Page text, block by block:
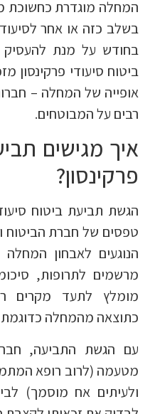
המחלה מוגדרת כחשוכת
בשלב כזה או אחר
בחודש על מנת
ביטוח סיעודי פרקינסון
אופייה של המחלה –
רבים על המבוטחים.
איך מגישים
פרקינסון?
הגשת תביעת ביטוח
טפסים של חברת הביטוח
הנוגעים לאבחון המחלה
מרשמים לתרופות,
מומלץ לתעד מקרים
כתוצאה מהמחלה כדוגמת
עם הגשת התביעה,
מטעמה (לרוב רופא
ולעיתים אח מוסמך)